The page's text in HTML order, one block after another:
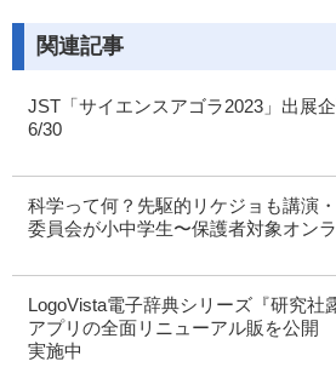
関連記事
JST「サイエンスアゴラ2023」出展
6/30
科学って何？先駆的リケジョも講演
委員会が小中学生〜保護者対象オン
LogoVista電子辞典シリーズ『研究社
アプリの全面リニューアル販を公開
実施中